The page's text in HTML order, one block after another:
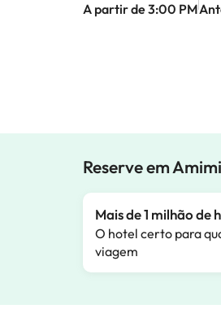
A partir de 3:00 PM
Reserve em
Mais de 1 milhão de
O hotel certo para
viagem